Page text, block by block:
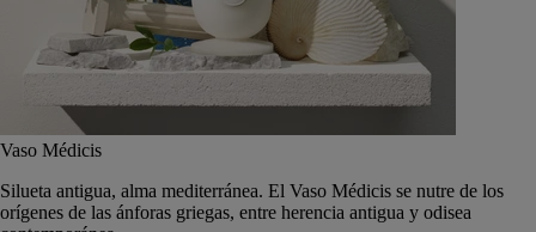
Vaso Médicis
Silueta antigua, alma mediterránea. El Vaso Médicis se nutre de los
orígenes de las ánforas griegas, entre herencia antigua y odisea